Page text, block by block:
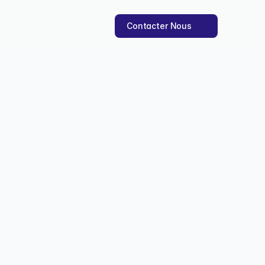
Contacter Nous